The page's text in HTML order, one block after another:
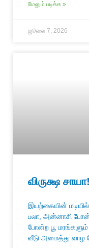
மேலும் படிக்க »
ஜூலை 7, 2026
விருக்ஷ சாயா!
இயற்கையின்
பலா, அன்னாசி
போன்ற பூ
வீடு அமைத்து